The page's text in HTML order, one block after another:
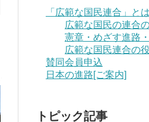
「広範な国民連合」とは
広範な国民の連合
憲章・めざす進路
広範な国民連合の
賛同会員申込
日本の進路[ご案内]
トピック記事